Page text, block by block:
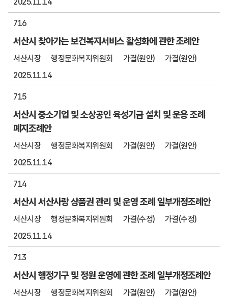
716
서산시 찾아가는 보건복지서비스 활성화에 관한 조례안
서산시장 행정문화복지위원회 가결(원안)
가결(원안)
2025.11.14
715
서산시 중소기업 및 소상공인 육성기금 설치 및 운용 조례
폐지조례안
서산시장 행정문화복지위원회 가결(원안)
가결(원안)
2025.11.14
714
서산시 서산사랑 상품권 관리 및 운영 조례 일부개정조례안
서산시장 행정문화복지위원회 가결(수정)
가결(수정)
2025.11.14
713
서산시 행정기구 및 정원 운영에 관한 조례 일부개정조례안
서산시장 행정문화복지위원회 가결(원안)
가결(원안)